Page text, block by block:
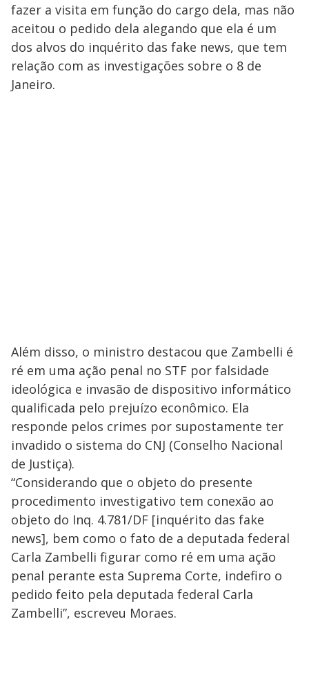
fazer a visita em função do cargo dela, mas não
aceitou o pedido dela alegando que ela é um
dos alvos do inquérito das fake news, que tem
relação com as investigações sobre o 8 de
Janeiro.
Além disso, o ministro destacou que Zambelli é
ré em uma ação penal no STF por falsidade
ideológica e invasão de dispositivo informático
qualificada pelo prejuízo econômico. Ela
responde pelos crimes por supostamente ter
invadido o sistema do CNJ (Conselho Nacional
de Justiça).
“Considerando que o objeto do presente
procedimento investigativo tem conexão ao
objeto do Inq. 4.781/DF [inquérito das fake
news], bem como o fato de a deputada federal
Carla Zambelli figurar como ré em uma ação
penal perante esta Suprema Corte, indefiro o
pedido feito pela deputada federal Carla
Zambelli”, escreveu Moraes.